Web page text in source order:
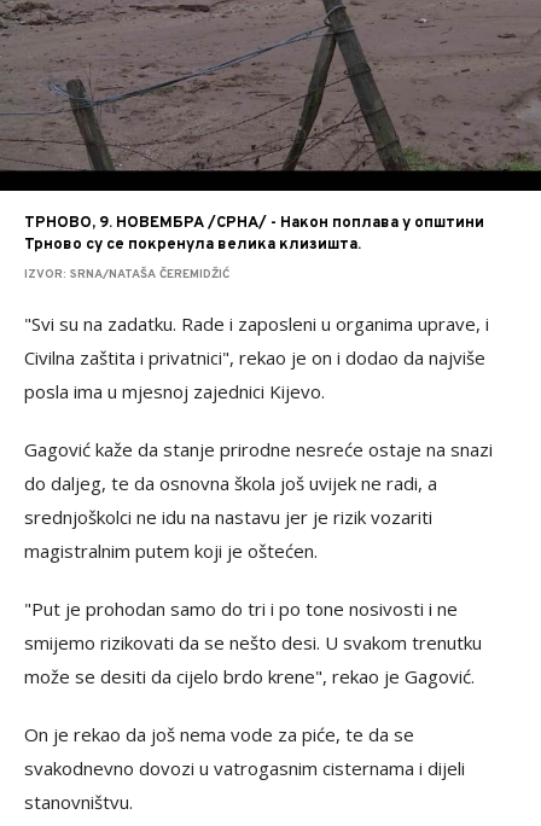
ТРНОВО, 9. НОВЕМБРА /СРНА/ - Након поплава у општини
Трново су се покренула велика клизишта.
IZVOR: SRNA/NATAŠA ČEREMIDŽIĆ
"Svi su na zadatku. Rade i zaposleni u organima uprave, i
Civilna zaštita i privatnici", rekao je on i dodao da najviše
posla ima u mjesnoj zajednici Kijevo.
Gagović kaže da stanje prirodne nesreće ostaje na snazi
do daljeg, te da osnovna škola još uvijek ne radi, a
srednjoškolci ne idu na nastavu jer je rizik vozariti
magistralnim putem koji je oštećen.
"Put je prohodan samo do tri i po tone nosivosti i ne
smijemo rizikovati da se nešto desi. U svakom trenutku
može se desiti da cijelo brdo krene", rekao je Gagović.
On je rekao da još nema vode za piće, te da se
svakodnevno dovozi u vatrogasnim cisternama i dijeli
stanovništvu.